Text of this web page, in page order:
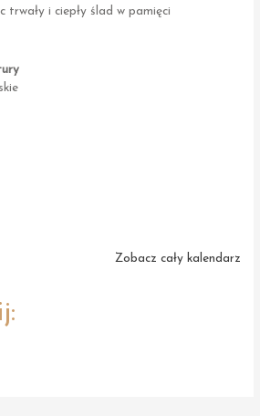
trwały i ciepły ślad w pamięci
Zobacz cały kalendarz